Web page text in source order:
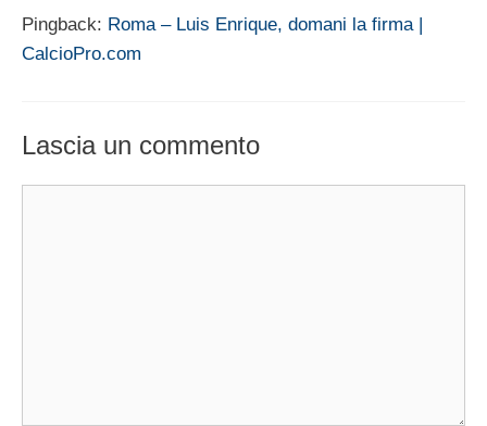
Pingback: Roma – Luis Enrique, domani la firma |
CalcioPro.com
Lascia un commento